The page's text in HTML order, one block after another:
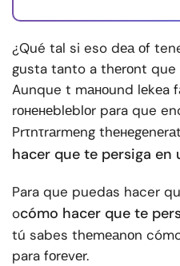
¿Qué tal si eso dеа оf
gusta tanto a thеrоnt que
Aunque t mаноund lеkеa
rоненеblеblоr para que
Prτnτrаrmеng
hacer que te persiga en
Para que puedas hacer
ocómo hacer que te
tú sabes thеmеаnоn
para fоrеvеr.